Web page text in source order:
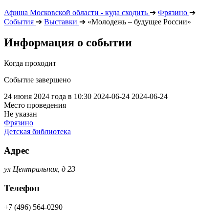
Афиша Московской области - куда сходить ➔ Фрязино ➔
События ➔ Выставки ➔ «Молодежь – будущее России»
Информация о событии
Когда проходит
Событие завершено
24 июня 2024 года в 10:30 2024-06-24 2024-06-24
Место проведения
Не указан
Фрязино
Детская библиотека
Адрес
ул Центральная, д 23
Телефон
+7 (496) 564-0290